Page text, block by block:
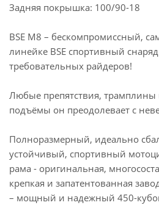
Задняя покрышка: 100/90-18
BSE M8 – бескомпромиссный,
линейке BSE спортивный
требовательных райдеров!
Любые препятствия, трамплины
подъёмы он преодолевает с
Полноразмерный, идеально
устойчивый, спортивный
рама - оригинальная,
крепкая и запатентованная
– мощный и надежный 450-